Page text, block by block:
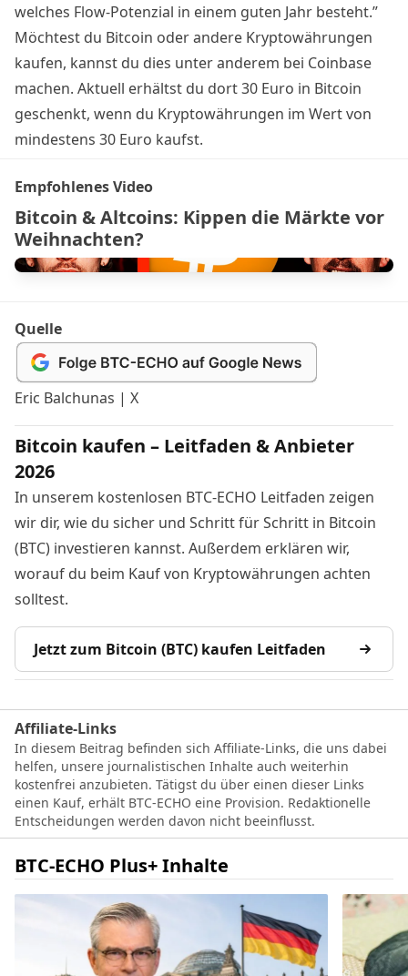
welches Flow-Potenzial in einem guten Jahr besteht.”
Möchtest du Bitcoin oder andere Kryptowährungen
kaufen, kannst du dies unter anderem bei Coinbase
machen. Aktuell erhältst du dort30 Euro in Bitcoin
geschenkt, wenn du Kryptowährungen im Wert von
mindestens 30 Euro kaufst.
Empfohlenes Video
Bitcoin & Altcoins: Kippen die Märkte vor
Weihnachten?
Quelle
Eric Balchunas | X
Bitcoin kaufen – Leitfaden & Anbieter
2026
In unserem kostenlosen BTC-ECHO Leitfaden zeigen
wir dir, wie du sicher und Schritt für Schritt in Bitcoin
(BTC) investieren kannst. Außerdem erklären wir,
worauf du beim Kauf von Kryptowährungen achten
solltest.
Jetzt zum Bitcoin (BTC) kaufen Leitfaden
Affiliate-Links
In diesem Beitrag befinden sich Affiliate-Links, die uns dabei
helfen, unsere journalistischen Inhalte auch weiterhin
kostenfrei anzubieten. Tätigst du über einen dieser Links
einen Kauf, erhält BTC-ECHO eine Provision. Redaktionelle
Entscheidungen werden davon nicht beeinflusst.
BTC-ECHO Plus+ Inhalte